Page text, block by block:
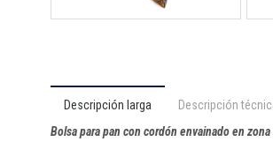
Descripción larga
Descripción
Bolsa para pan con cordón envainado en